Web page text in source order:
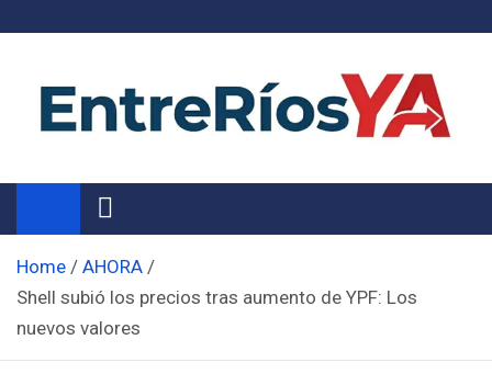
Noticias de Entre Ríos
Información de toda la provincia ahora
Home
AHORA
Shell subió los precios tras aumento de YPF: Los
nuevos valores